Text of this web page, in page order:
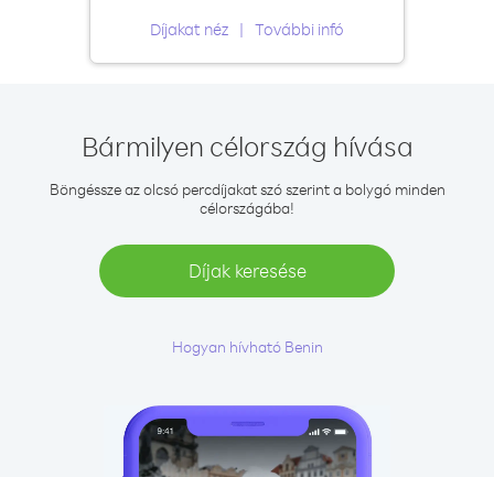
Díjakat néz További infó
Bármilyen célország hívása
Böngéssze az olcsó percdíjakat szó szerint a bolygó minden
célországába!
Díjak keresése
Hogyan hívható Benin